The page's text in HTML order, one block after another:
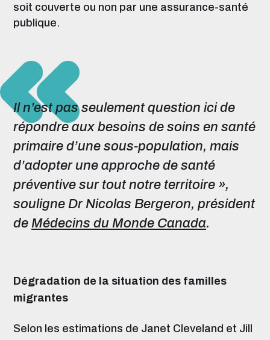
soit couverte ou non par une assurance-santé
publique.
Il n’est pas seulement question ici de
répondre aux besoins de soins en santé
primaire d’une sous-population, mais
d’adopter une approche de santé
préventive sur tout notre territoire »,
souligne Dr Nicolas Bergeron, président
de Médecins du Monde Canada.
Dégradation de la situation des familles
migrantes
Selon les estimations de Janet Cleveland et Jill